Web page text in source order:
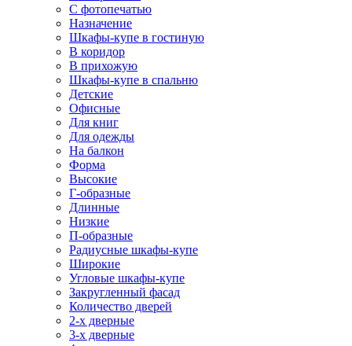
С фотопечатью
Назначение
Шкафы-купе в гостиную
В коридор
В прихожую
Шкафы-купе в спальню
Детские
Офисные
Для книг
Для одежды
На балкон
Форма
Высокие
Г-образные
Длинные
Низкие
П-образные
Радиусные шкафы-купе
Широкие
Угловые шкафы-купе
Закругленный фасад
Количество дверей
2-х дверные
3-х дверные